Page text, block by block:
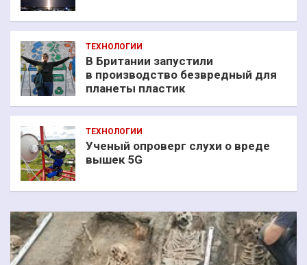
ТЕХНОЛОГИИ
В Британии запустили
в производство безвредный для
планеты пластик
ТЕХНОЛОГИИ
Ученый опроверг слухи о вреде
вышек 5G